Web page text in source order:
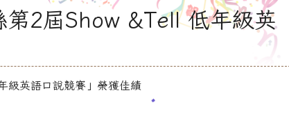
2屆Show &Tell 低年級英
級英語口說競賽」榮獲佳績